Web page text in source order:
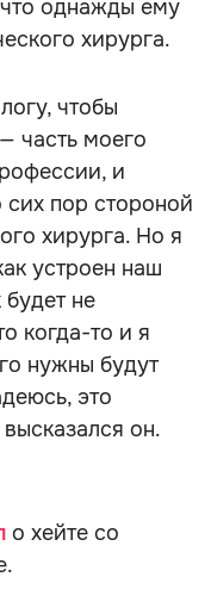
однажды ему
хирурга.
чтобы
часть моего
и
пор стороной
хирурга. Но я
устроен наш
не
когда-то и я
нужны будут
это
он.
о хейте со